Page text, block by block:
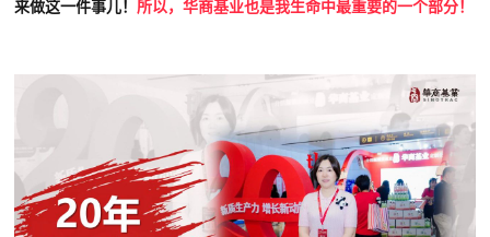
来做这一件事儿！所以，华商基业也是我生命中最重要的一个部分！